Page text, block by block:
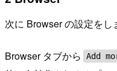
次に Browser の設定をし
Browser タブから Add